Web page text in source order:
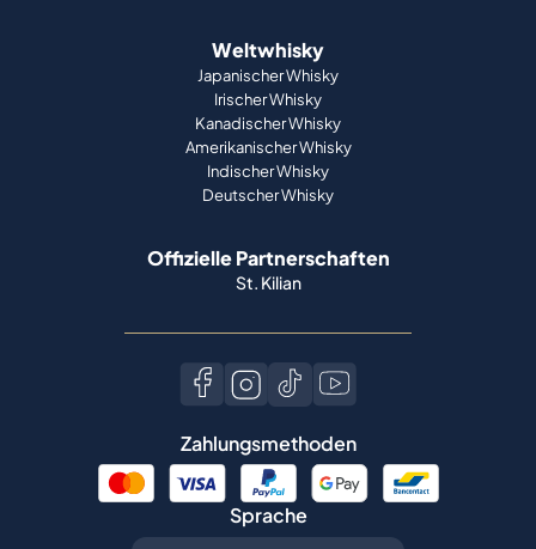
Weltwhisky
Japanischer Whisky
Irischer Whisky
Kanadischer Whisky
Amerikanischer Whisky
Indischer Whisky
Deutscher Whisky
Offizielle Partnerschaften
St. Kilian
Zahlungsmethoden
Sprache